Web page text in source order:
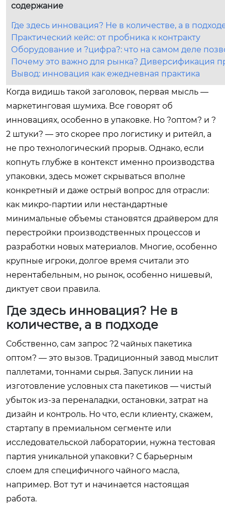
содержание
Где здесь инновация? Не в количестве, а в
Практический кейс: от пробника к контракту
Оборудование и ?цифра?: что на самом деле
Почему это важно для рынка? Диверсификация
Вывод: инновация как ежедневная практика
Когда видишь такой заголовок, первая мысль —
маркетинговая шумиха. Все говорят об
инновациях, особенно в упаковке. Но ?оптом? и ?
2 штуки? — это скорее про логистику и ритейл, а
не про технологический прорыв. Однако, если
копнуть глубже в контекст именно производства
упаковки, здесь может скрываться вполне
конкретный и даже острый вопрос для отрасли:
как микро-партии или нестандартные
минимальные объемы становятся драйвером для
перестройки производственных процессов и
разработки новых материалов. Многие, особенно
крупные игроки, долгое время считали это
нерентабельным, но рынок, особенно нишевый,
диктует свои правила.
Где здесь инновация? Не в
количестве, а в подходе
Собственно, сам запрос ?2 чайных пакетика
оптом? — это вызов. Традиционный завод мыслит
паллетами, тоннами сырья. Запуск линии на
изготовление условных ста пакетиков — чистый
убыток из-за переналадки, остановки, затрат на
дизайн и контроль. Но что, если клиенту, скажем,
стартапу в премиальном сегменте или
исследовательской лаборатории, нужна тестовая
партия уникальной упаковки? С барьерным
слоем для специфичного чайного масла,
например. Вот тут и начинается настоящая
работа.